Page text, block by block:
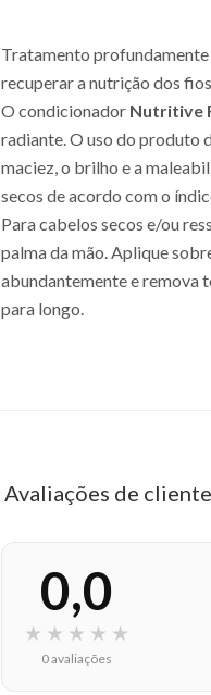
Tratamento
recuperar a nutrição dos
O condicionador Nutritive
radiante. O uso do produto
maciez, o brilho e a
secos de acordo com o
Para cabelos secos e/ou
palma da mão. Aplique
abundantemente e remova
para longo.
Avaliações de
0,0
★ ★ ★ ★ ★
0 avaliações